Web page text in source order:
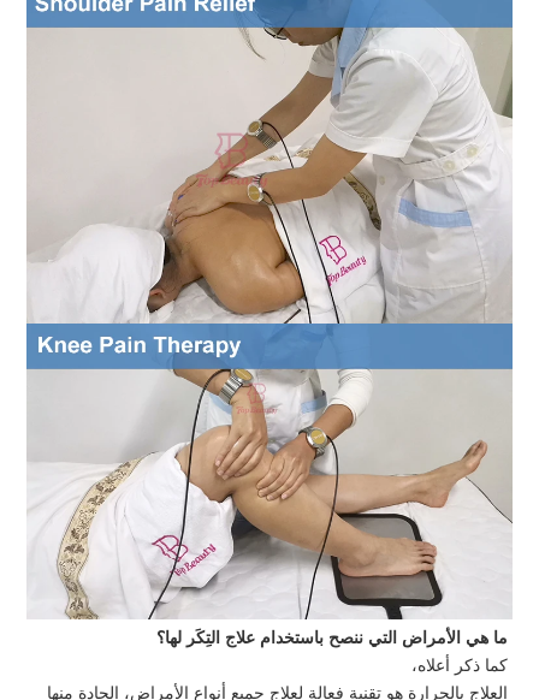
ما هي الأمراض التي ننصح باستخدام علاج التِكَر لها؟
كما ذكر أعلاه،
العلاج بالحرارة هو تقنية فعالة لعلاج جميع أنواع الأمراض، الحادة منها